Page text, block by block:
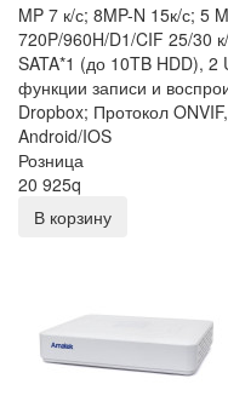
MP 7 к/с; 8MP-N 15к/с; 5
720P/960H/D1/CIF 25/30
SATA*1 (до 10TB HDD),
функции записи и
Dropbox; Протокол
Android/IOS
Розница
20 925q
В корзину